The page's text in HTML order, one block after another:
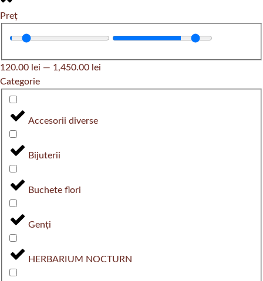
Preț
120.00 lei — 1,450.00 lei
Categorie
Accesorii diverse
Bijuterii
Buchete flori
Genți
HERBARIUM NOCTURN